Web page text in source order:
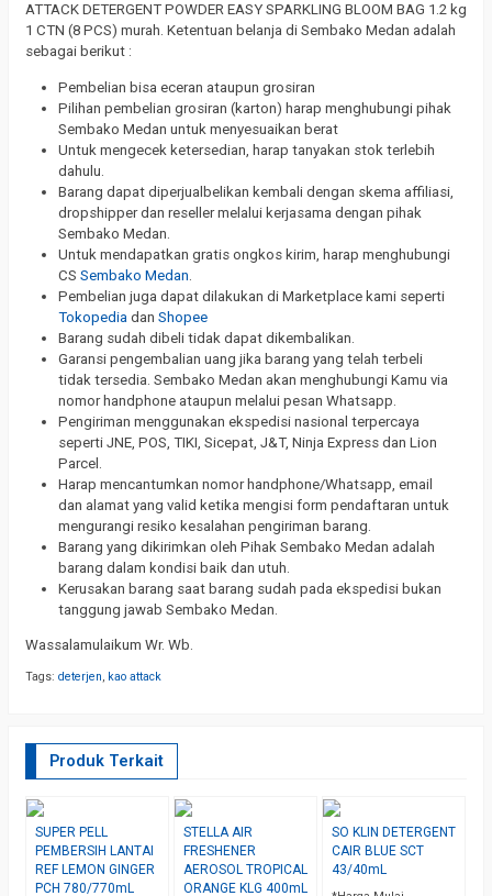
ATTACK DETERGENT POWDER EASY SPARKLING BLOOM BAG 1.2 kg
1 CTN (8 PCS) murah. Ketentuan belanja di Sembako Medan adalah
sebagai berikut :
Pembelian bisa eceran ataupun grosiran
Pilihan pembelian grosiran (karton) harap menghubungi pihak
Sembako Medan untuk menyesuaikan berat
Untuk mengecek ketersedian, harap tanyakan stok terlebih
dahulu.
Barang dapat diperjualbelikan kembali dengan skema affiliasi,
dropshipper dan reseller melalui kerjasama dengan pihak
Sembako Medan.
Untuk mendapatkan gratis ongkos kirim, harap menghubungi
CS Sembako Medan
Pembelian juga dapat dilakukan di Marketplace kami seperti
Tokopedia dan Shopee
Barang sudah dibeli tidak dapat dikembalikan.
Garansi pengembalian uang jika barang yang telah terbeli
tidak tersedia. Sembako Medan akan menghubungi Kamu via
nomor handphone ataupun melalui pesan Whatsapp.
Pengiriman menggunakan ekspedisi nasional terpercaya
seperti JNE, POS, TIKI, Sicepat, J&T, Ninja Express dan Lion
Parcel.
Harap mencantumkan nomor handphone/Whatsapp, email
dan alamat yang valid ketika mengisi form pendaftaran untuk
mengurangi resiko kesalahan pengiriman barang.
Barang yang dikirimkan oleh Pihak Sembako Medan adalah
barang dalam kondisi baik dan utuh.
Kerusakan barang saat barang sudah pada ekspedisi bukan
tanggung jawab Sembako Medan.
Wassalamulaikum Wr. Wb.
Tags: deterjen, kao attack
Produk Terkait
SUPER PELL
PEMBERSIH LANTAI
REF LEMON GINGER
PCH 780/770mL
STELLA AIR
FRESHENER
AEROSOL TROPICAL
ORANGE KLG 400mL
SO KLIN DETERGENT
CAIR BLUE SCT
43/40mL